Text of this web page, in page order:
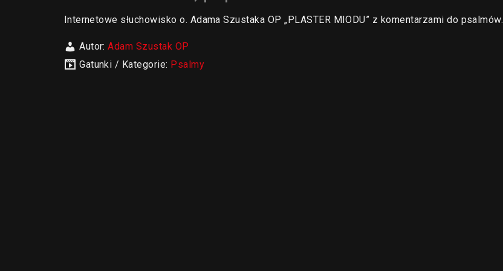
Internetowe słuchowisko o. Adama Szustaka OP „PLASTER MIODU” z komentarzami do psalmów.
Autor:Adam Szustak OP
Gatunki / Kategorie: Psalmy